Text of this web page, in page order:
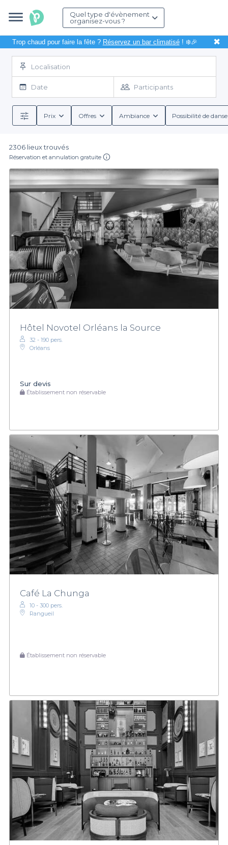
Quel type d'évènement
organisez-vous ?
Trop chaud pour faire la fête ? Réservez un bar climatisé! ❄️🎉 ✖
Localisation
Date Participants
Prix Offres Ambiance Possibilité de
2306 lieux trouvés
Réservation et annulation gratuite
Hôtel Novotel Orléans la Source
32 - 190 pers.
Orléans
Sur devis
Établissement non réservable
Café La Chunga
10 - 300 pers.
Rangueil
Établissement non réservable